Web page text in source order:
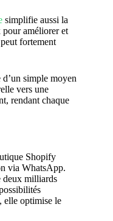
simplifie aussi la
pour améliorer et
fortement
simple moyen
vers une
rendant chaque
Shopify
via WhatsApp.
deux milliards
elle optimise le